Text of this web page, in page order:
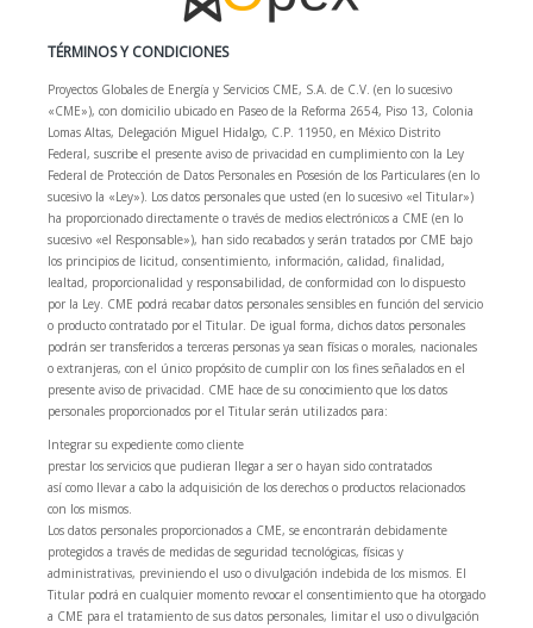
TÉRMINOS Y CONDICIONES
Proyectos Globales de Energía y Servicios CME, S.A. de C.V. (en lo sucesivo
«CME»), con domicilio ubicado en Paseo de la Reforma 2654, Piso 13, Colonia
Lomas Altas, Delegación Miguel Hidalgo, C.P. 11950, en México Distrito
Federal, suscribe el presente aviso de privacidad en cumplimiento con la Ley
Federal de Protección de Datos Personales en Posesión de los Particulares (en lo
sucesivo la «Ley»). Los datos personales que usted (en lo sucesivo «el Titular»)
ha proporcionado directamente o través de medios electrónicos a CME (en lo
sucesivo «el Responsable»), han sido recabados y serán tratados por CME bajo
los principios de licitud, consentimiento, información, calidad, finalidad,
lealtad, proporcionalidad y responsabilidad, de conformidad con lo dispuesto
por la Ley. CME podrá recabar datos personales sensibles en función del servicio
o producto contratado por el Titular. De igual forma, dichos datos personales
podrán ser transferidos a terceras personas ya sean físicas o morales, nacionales
o extranjeras, con el único propósito de cumplir con los fines señalados en el
presente aviso de privacidad. CME hace de su conocimiento que los datos
personales proporcionados por el Titular serán utilizados para:
Integrar su expediente como cliente
prestar los servicios que pudieran llegar a ser o hayan sido contratados
así como llevar a cabo la adquisición de los derechos o productos relacionados
con los mismos.
Los datos personales proporcionados a CME, se encontrarán debidamente
protegidos a través de medidas de seguridad tecnológicas, físicas y
administrativas, previniendo el uso o divulgación indebida de los mismos. El
Titular podrá en cualquier momento revocar el consentimiento que ha otorgado
a CME para el tratamiento de sus datos personales, limitar el uso o divulgación